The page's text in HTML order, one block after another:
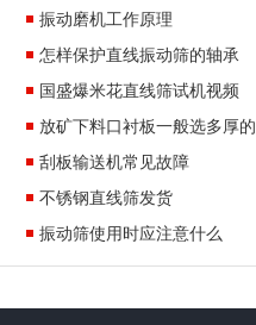
振动磨机工作原理
怎样保护直线振动筛的轴承
国盛爆米花直线筛试机视频
放矿下料口衬板一般选多厚的
刮板输送机常见故障
不锈钢直线筛发货
振动筛使用时应注意什么